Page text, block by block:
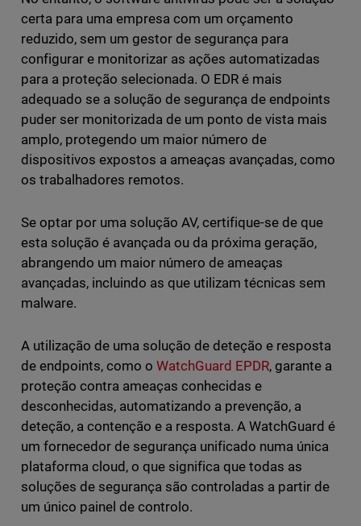
certa para uma empresa com um orçamento
reduzido, sem um gestor de segurança para
configurar e monitorizar as ações automatizadas
para a proteção selecionada. O EDR é mais
adequado se a solução de segurança de endpoints
puder ser monitorizada de um ponto de vista mais
amplo, protegendo um maior número de
dispositivos expostos a ameaças avançadas, como
os trabalhadores remotos.
Se optar por uma solução AV, certifique-se de que
esta solução é avançada ou da próxima geração,
abrangendo um maior número de ameaças
avançadas, incluindo as que utilizam técnicas sem
malware.
A utilização de uma solução de deteção e resposta
de endpoints, como o WatchGuard EPDR, garante a
proteção contra ameaças conhecidas e
desconhecidas, automatizando a prevenção, a
deteção, a contenção e a resposta. A WatchGuard é
um fornecedor de segurança unificado numa única
plataforma cloud, o que significa que todas as
soluções de segurança são controladas a partir de
um único painel de controlo.